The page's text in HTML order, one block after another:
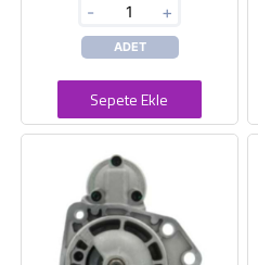
- +
ADET
Sepete Ekle